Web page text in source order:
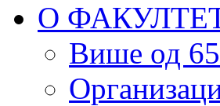
О
Више од